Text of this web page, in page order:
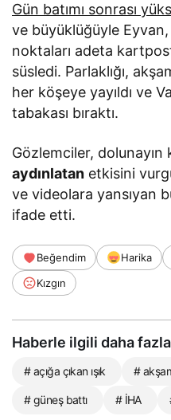
Gün batımı sonrası
ve büyüklüğüyle
noktaları adeta
süsledi. Parlaklığı,
her köşeye yayıldı ve
tabakası bıraktı.
Gözlemciler,
aydınlatan etkisini
ve videolara yansıyan
ifade etti.
Beğendim Harika
Kızgın
Haberle ilgili daha
# açığa çıkan ışık #
# güneş battı # İHA